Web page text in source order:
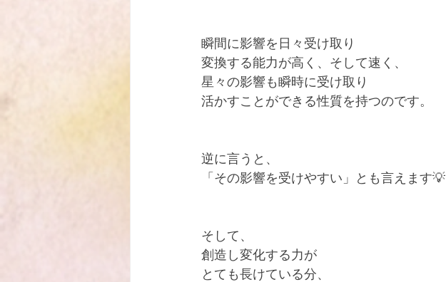
瞬間に影響を日々受け取り
変換する能力が高く、そして速く、
星々の影響も瞬時に受け取り
活かすことができる性質を持つのです。
逆に言うと、
「その影響を受けやすい」とも言えます💡
そして、
創造し変化する力が
とても長けている分、